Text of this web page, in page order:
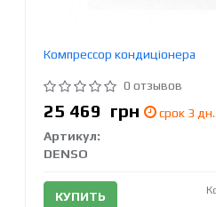
Компрессор кондиціонера
0 отзывов
25 469 грн
срок 3 дн.
Артикул:
DENSO
КУПИТЬ